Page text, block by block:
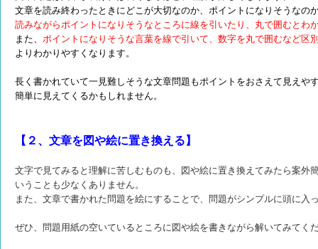
文章を読み終わったときにどこが大切なのか、ポイントになりそうなの
読みながらポイントになりそうなところに線を引いたり、丸で囲むとわ
また、 ポイントになりそうな言葉を線で引いて、数字を丸で囲むなど区
よりわかりやすくなります。
長く書かれていて一見難しそうな文章問題もポイントをおさえて見えや
簡単に見えてくるかもしれません。
【２、文章を図や絵に置き換える】
文字で見てみると理解に苦しむものも、図や絵に置き換えてみたら案外
いうことも少なくありません。
また、文章で書かれた問題を絵にすることで、問題がシンプルに頭に入
ぜひ、問題用紙の空いているところに図や絵を書きながら解いてみてく